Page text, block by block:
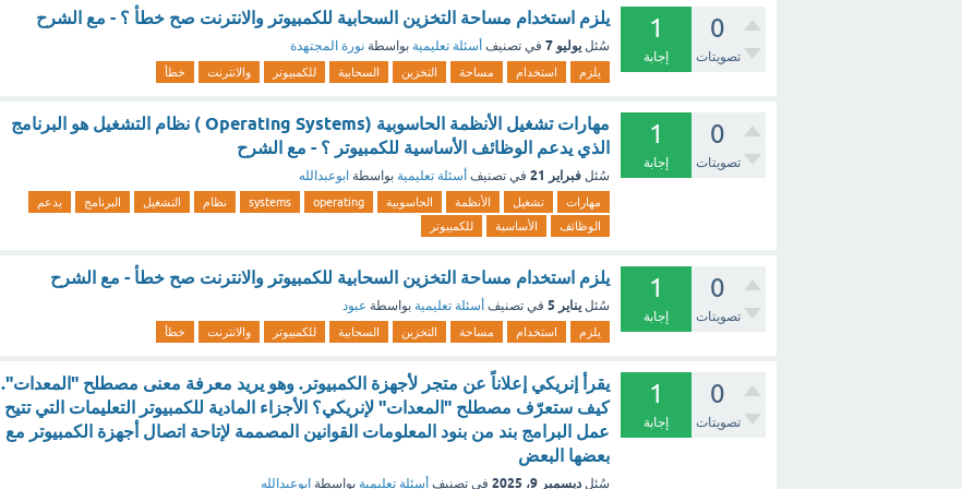
0
تصويتات
1
إجابة
يلزم استخدام مساحة التخزين السحابية للكمبيوتر والانترنت صح خطأ ؟ - مع الشرح
سُئل يوليو 7 في تصنيف أسئلة تعليمية بواسطة نورة المجتهدة
يلزم استخدام مساحة التخزين السحابية للكمبيوتر والانترنت خطأ
0
تصويتات
1
إجابة
مهارات تشغيل الأنظمة الحاسوبية (Operating Systems ) نظام التشغيل هو البرنامج
الذي يدعم الوظائف الأساسية للكمبيوتر ؟ - مع الشرح
سُئل فبراير 21 في تصنيف أسئلة تعليمية بواسطة ابوعبدالله
مهارات تشغيل الأنظمة الحاسوبية operating
systems نظام التشغيل البرنامج
يدعم
الوظائف
الأساسية للكمبيوتر
0
تصويتات
1
إجابة
يلزم استخدام مساحة التخزين السحابية للكمبيوتر والانترنت صح خطأ - مع الشرح
سُئل يناير 5 في تصنيف أسئلة تعليمية بواسطة عبود
يلزم استخدام مساحة التخزين السحابية للكمبيوتر والانترنت خطأ
0
تصويتات
1
إجابة
يقرأ إنريكي إعلاناً عن متجر لأجهزة الكمبيوتر. وهو يريد معرفة معنى مصطلح "المعدات".
كيف ستعرّف مصطلح "المعدات" لإنريكي؟ الأجزاء المادية للكمبيوتر التعليمات التي تتيح
عمل البرامج بند من بنود المعلومات القوانين المصممة لإتاحة اتصال أجهزة الكمبيوتر مع
بعضها البعض
سُئل ديسمبر 9، 2025 في تصنيف أسئلة تعليمية بواسطة ابوعبدالله